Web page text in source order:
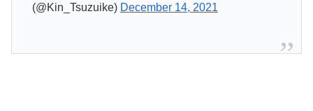
(@Kin_Tsuzuike) December 14, 2021